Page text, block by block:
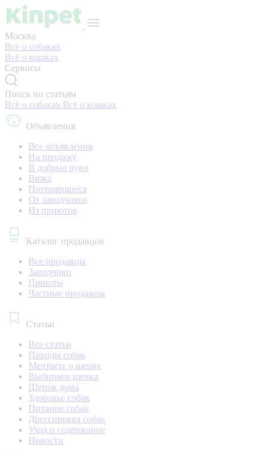
Москва
Всё о собаках
Всё о кошках
Сервисы
Поиск по статьям
Всё о собаках Всё о кошках
Объявления
Все объявления
На продажу
В добрые руки
Вязка
Потерявшиеся
От заводчиков
Из приютов
Каталог продавцов
Все продавцы
Заводчики
Приюты
Частные продавцы
Статьи
Все статьи
Породы собак
Мечтаете о щенке
Выбираем щенка
Щенок дома
Здоровье собак
Питание собак
Дрессировка собак
Уход и содержание
Новости